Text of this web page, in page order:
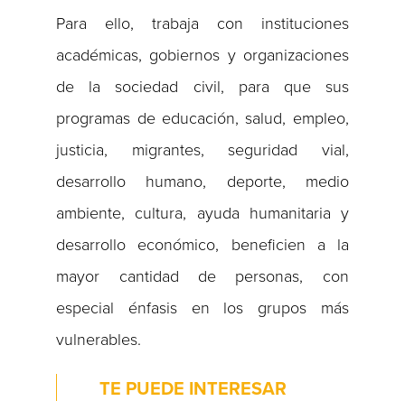
Para ello, trabaja con instituciones
académicas, gobiernos y organizaciones
de la sociedad civil, para que sus
programas de educación, salud, empleo,
justicia, migrantes, seguridad vial,
desarrollo humano, deporte, medio
ambiente, cultura, ayuda humanitaria y
desarrollo económico, beneficien a la
mayor cantidad de personas, con
especial énfasis en los grupos más
vulnerables.
TE PUEDE INTERESAR